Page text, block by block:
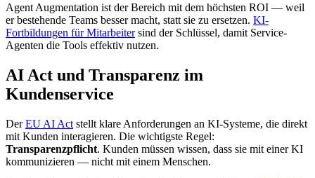
Agent Augmentation ist der Bereich mit dem höchsten ROI — weil
er bestehende Teams besser macht, statt sie zu ersetzen. KI-
Fortbildungen für Mitarbeitersind der Schlüssel, damit Service-
Agenten die Tools effektiv nutzen.
AI Act und Transparenz im
Kundenservice
DerEU AI Act stellt klare Anforderungen an KI-Systeme, die direkt
mit Kunden interagieren. Die wichtigste Regel:
Transparenzpflicht. Kunden müssen wissen, dass sie mit einer KI
kommunizieren — nicht mit einem Menschen.